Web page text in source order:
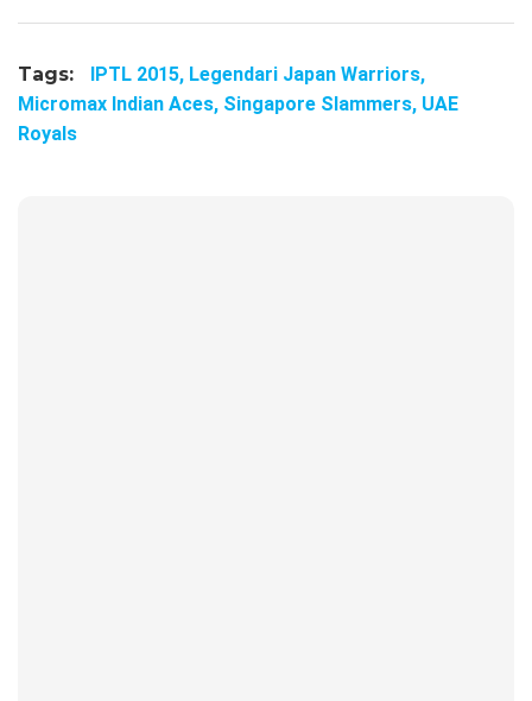
Tags: IPTL 2015, Legendari Japan Warriors,
Micromax Indian Aces, Singapore Slammers, UAE
Royals